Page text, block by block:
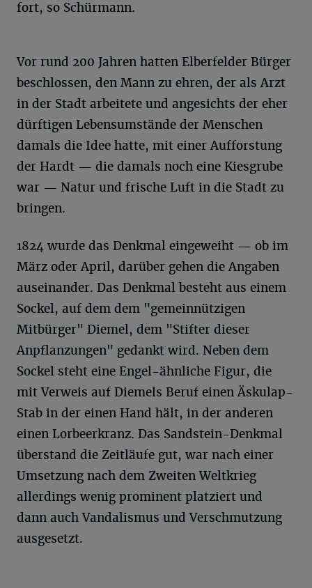
fort, so Schürmann.
Vor rund 200 Jahren hatten Elberfelder Bürger
beschlossen, den Mann zu ehren, der als Arzt
in der Stadt arbeitete und angesichts der eher
dürftigen Lebensumstände der Menschen
damals die Idee hatte, mit einer Aufforstung
der Hardt — die damals noch eine Kiesgrube
war — Natur und frische Luft in die Stadt zu
bringen.
1824 wurde das Denkmal eingeweiht — ob im
März oder April, darüber gehen die Angaben
auseinander. Das Denkmal besteht aus einem
Sockel, auf dem dem "gemeinnützigen
Mitbürger" Diemel, dem "Stifter dieser
Anpflanzungen" gedankt wird. Neben dem
Sockel steht eine Engel-ähnliche Figur, die
mit Verweis auf Diemels Beruf einen Äskulap-
Stab in der einen Hand hält, in der anderen
einen Lorbeerkranz. Das Sandstein-Denkmal
überstand die Zeitläufe gut, war nach einer
Umsetzung nach dem Zweiten Weltkrieg
allerdings wenig prominent platziert und
dann auch Vandalismus und Verschmutzung
ausgesetzt.